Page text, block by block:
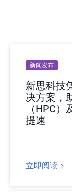
新闻发布
新思科技
决方案，
（HPC
提速
立即阅读